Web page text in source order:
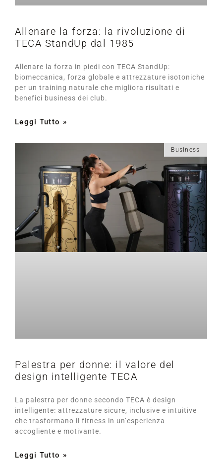
Allenare la forza: la rivoluzione di
TECA StandUp dal 1985
Allenare la forza in piedi con TECA StandUp:
biomeccanica, forza globale e attrezzature isotoniche
per un training naturale che migliora risultati e
benefici business dei club.
Leggi Tutto »
Business
Palestra per donne: il valore del
design intelligente TECA
La palestra per donne secondo TECA è design
intelligente: attrezzature sicure, inclusive e intuitive
che trasformano il fitness in un’esperienza
accogliente e motivante.
Leggi Tutto »